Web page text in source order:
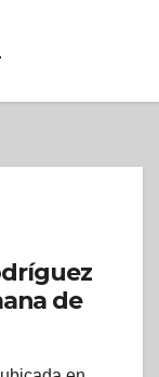
de